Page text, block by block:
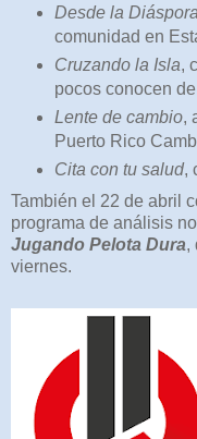
Desde la Diáspora
comunidad en
Cruzando la Isla,
pocos conocen
Lente de cambio,
Puerto Rico
Cita con tu salud,
También el 22 de abril
programa de análisis
Jugando Pelota Dura,
viernes.